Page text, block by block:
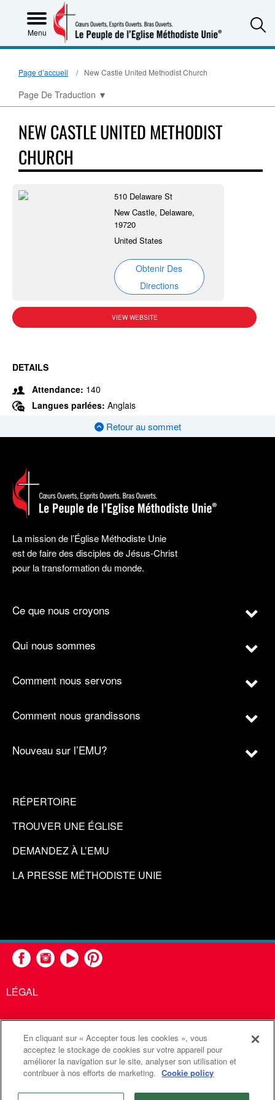
Menu
Page d’accueil New Castle United Methodist Church
Page De Traduction ▼
NEW CASTLE UNITED METHODIST
CHURCH
510 Delaware St
New Castle, Delaware,
19720
United States
Obtenir Des
Directions
VIEW WEBSITE
DETAILS
Attendance: 140
Langues parlées: Anglais
Retour au sommet
La mission de l’Église Méthodiste Unie
est de faire des disciples de Jésus-Christ
pour la transformation du monde.
Ce que nous croyons
Qui nous sommes
Comment nous servons
Comment nous grandissons
Nouveau sur l’EMU?
RÉPERTOIRE
TROUVER UNE ÉGLISE
DEMANDEZ À L’EMU
LA PRESSE MÉTHODISTE UNIE
LÉGAL
United Methodist Communications est une agence de l'Église
Méthodiste Unie
Communications Méthodistes Unies. Tous droits
réservés
En cliquant sur « Accepter tous les cookies », vous
acceptez le stockage de cookies sur votre appareil pour
améliorer la navigation sur le site, analyser son utilisation et
contribuer à nos efforts de marketing. Cookie policy